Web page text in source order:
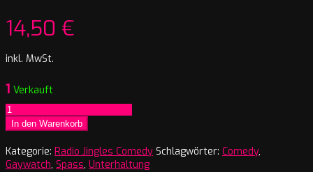
14,50 €
inkl. MwSt.
1 Verkauft
Gaywatch
die
Rettungsschwimmer
von
Mailibu
In den Warenkorb
Kategorie: Radio Jingles Comedy Schlagwörter: Comedy,
Gaywatch, Spass, Unterhaltung